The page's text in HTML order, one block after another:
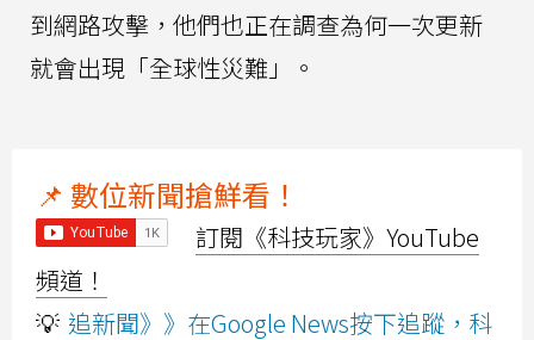
到網路攻擊，他們也正在調查為何一次更新
就會出現「全球性災難」。
📌 數位新聞搶鮮看！
訂閱《科技玩家》YouTube
頻道！
💡 追新聞》》在Google News按下追蹤，科